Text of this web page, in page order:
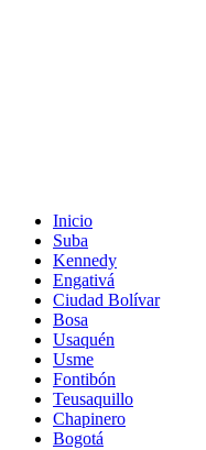
Inicio
Suba
Kennedy
Engativá
Ciudad Bolívar
Bosa
Usaquén
Usme
Fontibón
Teusaquillo
Chapinero
Bogotá